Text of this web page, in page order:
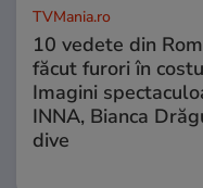
TVMania.ro
10 vedete din
făcut furori în
Imagini
INNA, Bianca
dive